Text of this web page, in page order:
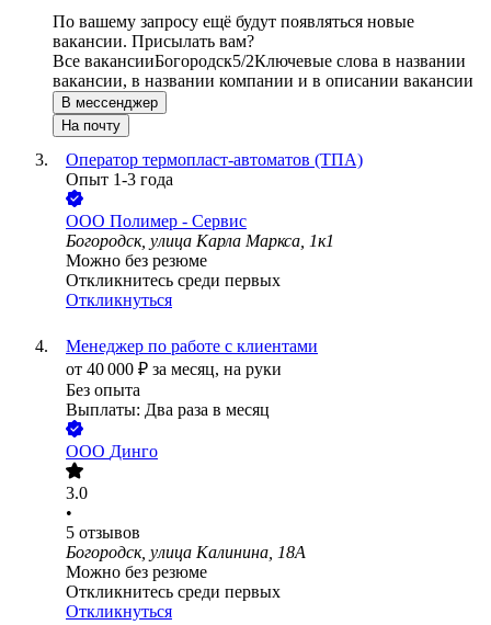
По вашему запросу ещё будут появляться новые
вакансии. Присылать вам?
Все вакансииБогородск5/2Ключевые слова в названии
вакансии, в названии компании и в описании вакансии
В мессенджер
На почту
Оператор термопласт-автоматов (ТПА)
Опыт 1-3 года
ООО Полимер - Сервис
Богородск, улица Карла Маркса, 1к1
Можно без резюме
Откликнитесь среди первых
Откликнуться
Менеджер по работе с клиентами
от 40 000 ₽ за месяц, на руки
Без опыта
Выплаты: Два раза в месяц
ООО Динго
3.0
•
5 отзывов
Богородск, улица Калинина, 18А
Можно без резюме
Откликнитесь среди первых
Откликнуться